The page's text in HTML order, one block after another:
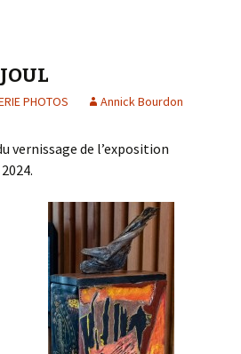
PHOTOS Annick Bourdon
vernissage de l’exposition